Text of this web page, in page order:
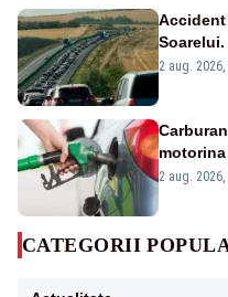
traficul
2 aug. 2026,
2 aug. 2026,
CATEGORII